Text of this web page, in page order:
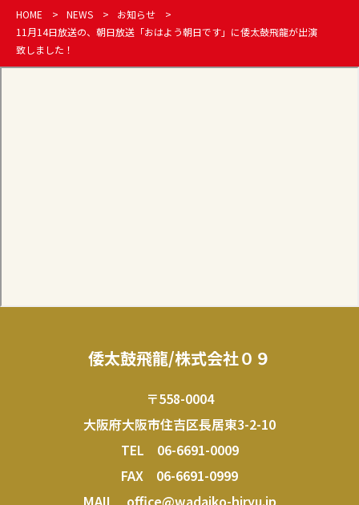
HOME NEWS
お知らせ
11月14日放送の、朝日放送「おはよう朝日です」に倭太鼓飛龍が出演
致しました！
倭太鼓飛龍/株式会社０９
〒558-0004
大阪府大阪市住吉区長居東3-2-10
TEL 06-6691-0009
FAX 06-6691-0999
MAIL office@wadaiko-hiryu.jp